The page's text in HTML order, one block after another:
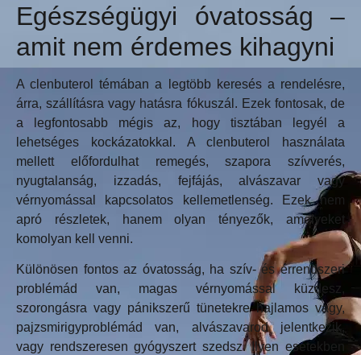
Egészségügyi óvatosság –
amit nem érdemes kihagyni
A clenbuterol témában a legtöbb keresés a rendelésre,
árra, szállításra vagy hatásra fókuszál. Ezek fontosak, de
a legfontosabb mégis az, hogy tisztában legyél a
lehetséges kockázatokkal. A clenbuterol használata
mellett előfordulhat remegés, szapora szívverés,
nyugtalanság, izzadás, fejfájás, alvászavar vagy
vérnyomással kapcsolatos kellemetlenség. Ezek nem
apró részletek, hanem olyan tényezők, amelyeket
komolyan kell venni.
Különösen fontos az óvatosság, ha szív- és érrendszeri
problémád van, magas vérnyomással küzdesz,
szorongásra vagy pánikszerű tünetekre hajlamos vagy,
pajzsmirigyproblémád van, alvászavarod jelentkezik,
vagy rendszeresen gyógyszert szedsz. Ilyen esetekben